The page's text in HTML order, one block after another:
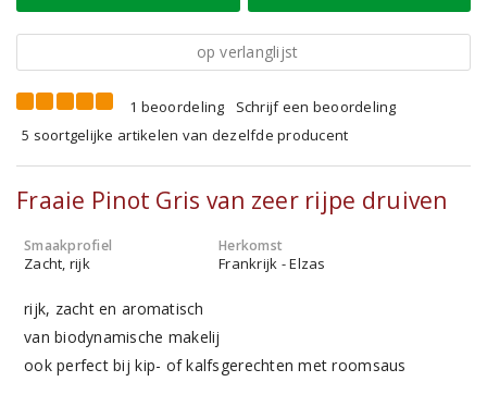
op verlanglijst
1 beoordeling
Schrijf een beoordeling
5 soortgelijke artikelen van dezelfde producent
Fraaie Pinot Gris van zeer rijpe druiven
Smaakprofiel
Zacht, rijk
Herkomst
Frankrijk - Elzas
rijk, zacht en aromatisch
van biodynamische makelij
ook perfect bij kip- of kalfsgerechten met roomsaus